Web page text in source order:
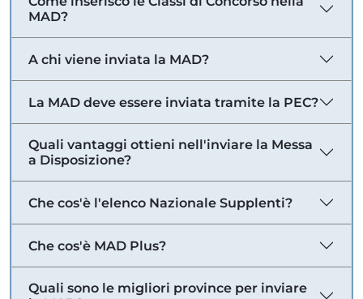
MAD?
A chi viene inviata la MAD?
La MAD deve essere inviata tramite la PEC?
Quali vantaggi ottieni nell'inviare la Messa
a Disposizione?
Che cos'è l'elenco Nazionale Supplenti?
Che cos'è MAD Plus?
Quali sono le migliori province per inviare